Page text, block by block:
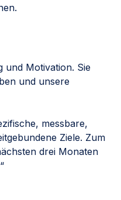
und Motivation. Sie
und unsere
messbare,
Ziele. Zum
drei Monaten